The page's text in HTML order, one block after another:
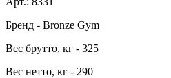
Бренд - Bronze Gym
Вес брутто, кг - 325
Вес нетто, кг - 290